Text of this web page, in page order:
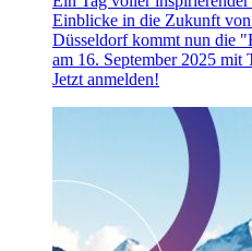
Einblicke in die Zukunft
Düsseldorf kommt nun die
am 16. September 2025 mit
Jetzt anmelden!